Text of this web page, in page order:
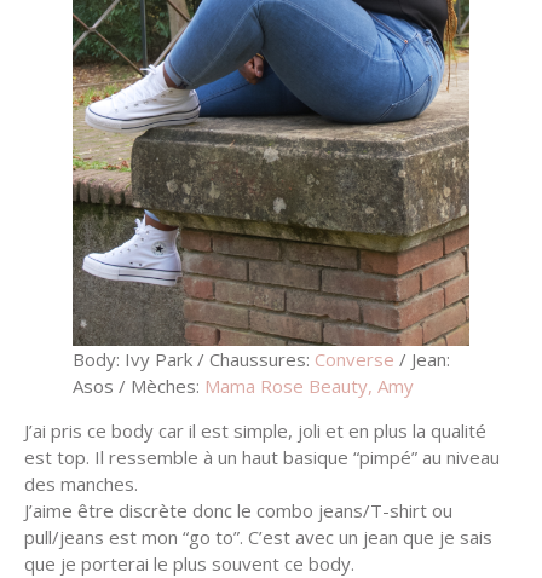
Body: Ivy Park / Chaussures: Converse / Jean:
Asos / Mèches: Mama Rose Beauty, Amy
J’ai pris ce body car il est simple, joli et en plus la qualité
est top. Il ressemble à un haut basique “pimpé” au niveau
des manches.
J’aime être discrète donc le combo jeans/T-shirt ou
pull/jeans est mon “go to”. C’est avec un jean que je sais
que je porterai le plus souvent ce body.